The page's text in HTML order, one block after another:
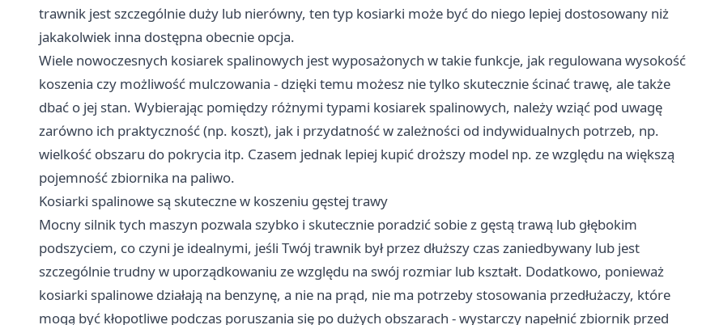
trawnik jest szczególnie duży lub nierówny, ten typ kosiarki może być do niego lepiej dostosowany niż
jakakolwiek inna dostępna obecnie opcja.
Wiele nowoczesnych kosiarek spalinowych jest wyposażonych w takie funkcje, jak regulowana wysokość
koszenia czy możliwość mulczowania - dzięki temu możesz nie tylko skutecznie ścinać trawę, ale także
dbać o jej stan. Wybierając pomiędzy różnymi typami kosiarek spalinowych, należy wziąć pod uwagę
zarówno ich praktyczność (np. koszt), jak i przydatność w zależności od indywidualnych potrzeb, np.
wielkość obszaru do pokrycia itp. Czasem jednak lepiej kupić droższy model np. ze względu na większą
pojemność zbiornika na paliwo.
Kosiarki spalinowe są skuteczne w koszeniu gęstej trawy
Mocny silnik tych maszyn pozwala szybko i skutecznie poradzić sobie z gęstą trawą lub głębokim
podszyciem, co czyni je idealnymi, jeśli Twój trawnik był przez dłuższy czas zaniedbywany lub jest
szczególnie trudny w uporządkowaniu ze względu na swój rozmiar lub kształt. Dodatkowo, ponieważ
kosiarki spalinowe działają na benzynę, a nie na prąd, nie ma potrzeby stosowania przedłużaczy, które
mogą być kłopotliwe podczas poruszania się po dużych obszarach - wystarczy napełnić zbiornik przed